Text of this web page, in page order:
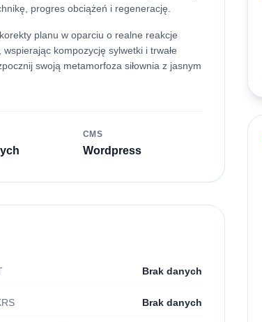
progres obciążeń i regenerację.
planu w oparciu o realne reakcje
kompozycję sylwetki i trwałe
swoją metamorfoza siłownia z jasnym
CMS
Wordpress
Brak danych
Brak danych